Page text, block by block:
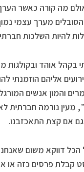
מה קורה כאשר
מערך עצמי
להיות השלכות
בקהל אוהד ובקולגות
אליהם הוזמנתי
והמון אנשים
מעין נורמה חברתית
אם קצת התאכזבנו.
הכל דווקא משום
קבלת פרסים כזה או